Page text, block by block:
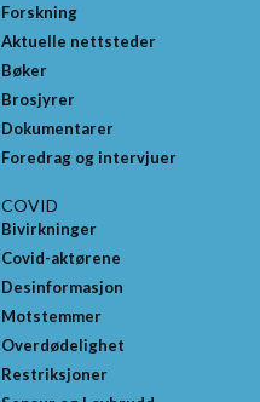
Forskning
Aktuelle nettsteder
Bøker
Brosjyrer
Dokumentarer
Foredrag og intervjuer
COVID
Bivirkninger
Covid-aktørene
Desinformasjon
Motstemmer
Overdødelighet
Restriksjoner